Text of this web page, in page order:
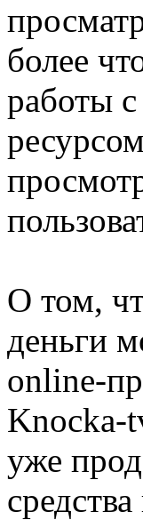
более
работы
О том,
деньги
online-
Knocka-
уже